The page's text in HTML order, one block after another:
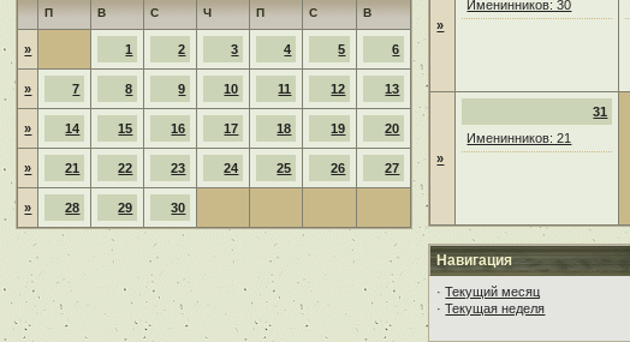
П В С Ч П С В
» 1 2 3 4 5 6
» 7 8 9 10 11 12 13
» 14 15 16 17 18 19 20
» 21 22 23 24 25 26 27
» 28 29 30
»
Именинников: 30
»
31
Именинников: 21
Навигация
·Текущий месяц
·Текущая неделя